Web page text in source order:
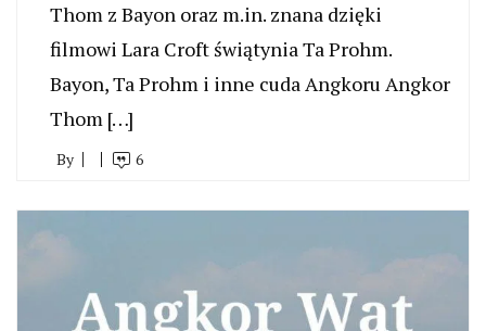
Thom z Bayon oraz m.in. znana dzięki
filmowi Lara Croft świątynia Ta Prohm.
Bayon, Ta Prohm i inne cuda Angkoru Angkor
Thom […]
By 6